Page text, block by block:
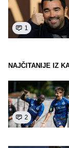
1
NAJČITANIJE IZ
2